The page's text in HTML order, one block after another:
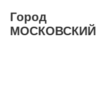
Город
МОСКОВСКИЙ